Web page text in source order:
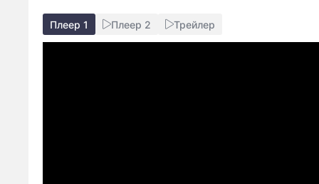
Плеер 1 Плеер 2 Трейлер